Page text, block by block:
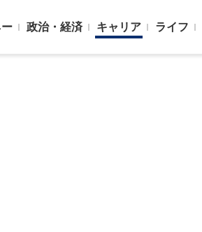
政治・経済 キャリア ライフ